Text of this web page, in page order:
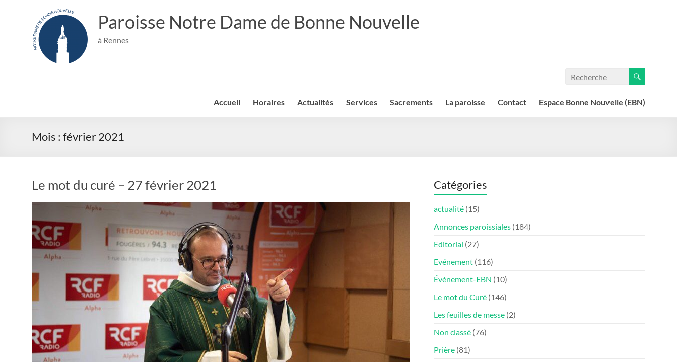
Paroisse Notre Dame de Bonne Nouvelle
à Rennes
Accueil Horaires Actualités Services Sacrements La paroisse Contact Espace Bonne Nouvelle (EBN)
Mois : février 2021
Le mot du curé – 27 février 2021 Catégories
actualité (15)
Annonces paroissiales (184)
Editorial (27)
Evénement (116)
Évènement-EBN (10)
Le mot du Curé (146)
Les feuilles de messe (2)
Non classé (76)
Prière (81)